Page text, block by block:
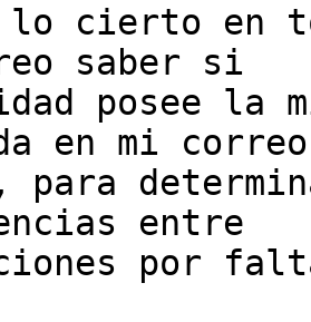
lo cierto en
saber si
posee la
en mi correo
entre
por